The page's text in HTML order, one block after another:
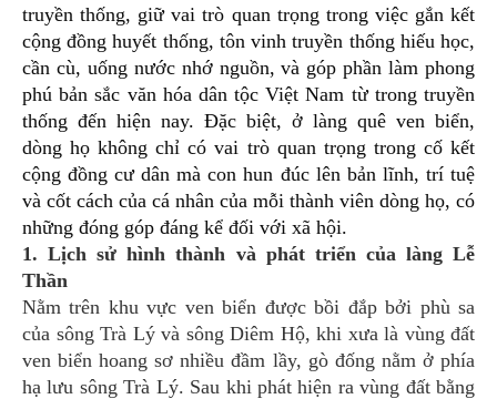
truyền thống, giữ vai trò quan trọng trong việc gắn kết
cộng đồng huyết thống, tôn vinh truyền thống hiếu học,
cần cù, uống nước nhớ nguồn, và góp phần làm phong
phú bản sắc văn hóa dân tộc Việt Nam từ trong truyền
thống đến hiện nay. Đặc biệt, ở làng quê ven biển,
dòng họ không chỉ có vai trò quan trọng trong cố kết
cộng đồng cư dân mà con hun đúc lên bản lĩnh, trí tuệ
và cốt cách của cá nhân của mỗi thành viên dòng họ, có
những đóng góp đáng kể đối với xã hội.
1. Lịch sử hình thành và phát triển của làng Lễ
Thần
Nằm trên khu vực ven biển được bồi đắp bởi phù sa
của sông Trà Lý và sông Diêm Hộ, khi xưa là vùng đất
ven biển hoang sơ nhiều đầm lầy, gò đống nằm ở phía
hạ lưu sông Trà Lý. Sau khi phát hiện ra vùng đất bằng